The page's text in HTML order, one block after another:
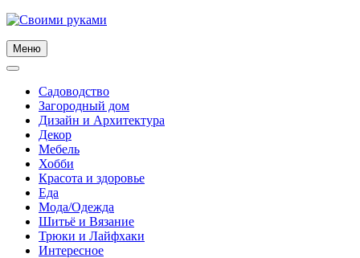
Skip
content
Меню
Садоводство
Загородный дом
Дизайн и Архитектура
Декор
Мебель
Хобби
Красота и здоровье
Еда
Мода/Одежда
Шитьё и Вязание
Трюки и Лайфхаки
Интересное